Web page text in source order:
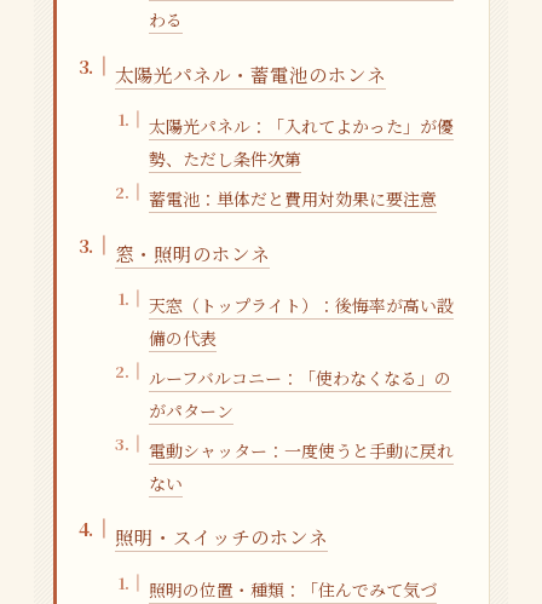
わる
太陽光パネル・蓄電池のホンネ
太陽光パネル：「入れてよかった」が優
勢、ただし条件次第
蓄電池：単体だと費用対効果に要注意
窓・照明のホンネ
天窓（トップライト）：後悔率が高い設
備の代表
ルーフバルコニー：「使わなくなる」の
がパターン
電動シャッター：一度使うと手動に戻れ
ない
照明・スイッチのホンネ
照明の位置・種類：「住んでみて気づ